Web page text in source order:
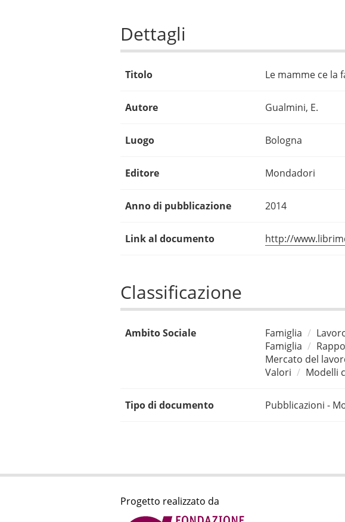
Dettagli
Titolo Le mamme ce la
Autore Gualmini, E.
Luogo Bologna
Editore Mondadori
Anno di pubblicazione 2014
Link al documento http://
Classificazione
Ambito Sociale Famiglia
Famiglia
Mercato del
Valori
Modelli
Tipo di documento Pubblicazioni -
Progetto realizzato da